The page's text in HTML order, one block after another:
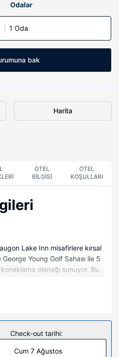
Odalar
1 Oda
bak
Harita
OTEL
BILGISI
OTEL
KOŞULLARI
Lake Inn misafirlere kırsal
Young Golf Sahası ile 5
olanağı sunuyor. Bu
km (7,2 mi) mesafede.
için 24 klimalı oda
bulunmaktadır.
internet sunulmaktadır.
için uydu kanalları
Check-out tarihi:
Cum 7 Ağustos